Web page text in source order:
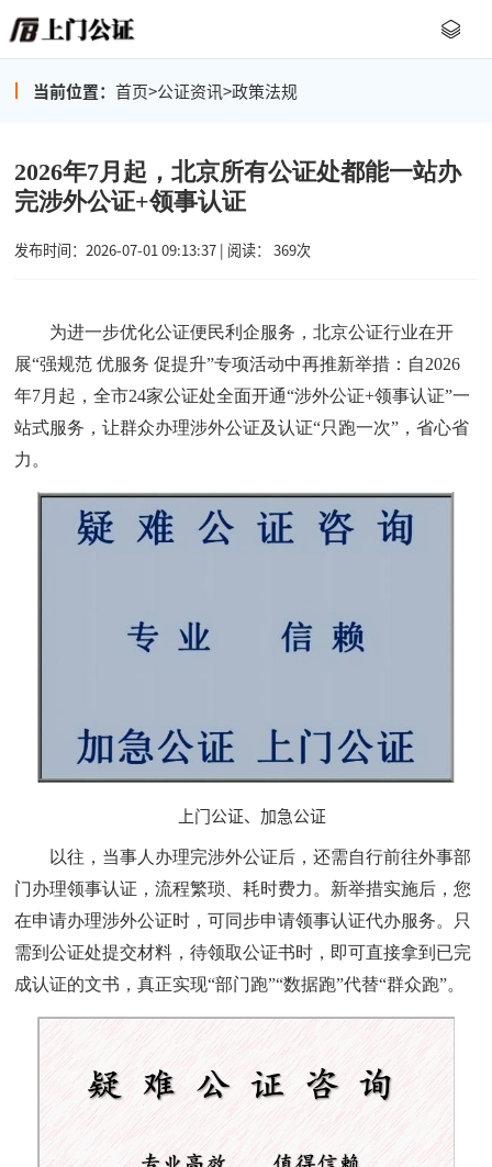
当前位置： 首页>公证资讯>政策法规
2026年7月起，北京所有公证处都能一站办
完涉外公证+领事认证
发布时间：2026-07-01 09:13:37 | 阅读： 369次
为进一步优化公证便民利企服务，北京公证行业在开
展“强规范 优服务 促提升”专项活动中再推新举措：自2026
年7月起，全市24家公证处全面开通“涉外公证+领事认证”一
站式服务，让群众办理涉外公证及认证“只跑一次”，省心省
力。
上门公证、加急公证
以往，当事人办理完涉外公证后，还需自行前往外事部
门办理领事认证，流程繁琐、耗时费力。新举措实施后，您
在申请办理涉外公证时，可同步申请领事认证代办服务。只
需到公证处提交材料，待领取公证书时，即可直接拿到已完
成认证的文书，真正实现“部门跑”“数据跑”代替“群众跑”。